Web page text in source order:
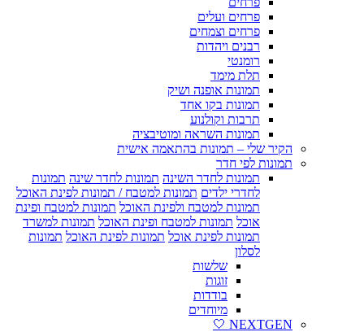
פרחים ועלים
פרחים וצמחים
רבנים ויהדות
רומנטי
תלת מימד
תמונות אופנה ושיק
תמונות בקו אחד
תרבות וקולנוע
תמונות השראה ומוטיבציה
הקיר שלי – תמונות בהתאמה אישית
תמונות לפי חדר
תמונות לחדר השינה תמונות לחדר שינה תמונות
לחדרי ילדים תמונות למטבח / תמונות לפינת האוכל
תמונות למטבח ולפינת האוכל תמונות למטבח ופינת
אוכל תמונות למטבח ופינת האוכל תמונות למשרד
תמונות לפינת אוכל תמונות לפינת האוכל תמונות
לסלון
שלשות
זוגות
בודדות
מיוחדים
NEXTGEN 🤍